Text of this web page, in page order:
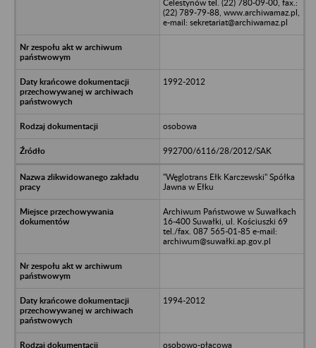
Celestynów tel. (22) 780-09-00, fax.:
(22) 789-79-88, www.archiwamaz.pl,
e-mail: sekretariat@archiwamaz.pl
1992-2012
osobowa
992700/6116/28/2012/SAK
"Węglotrans Ełk Karczewski" Spółka
Jawna w Ełku
Archiwum Państwowe w Suwałkach
16-400 Suwałki, ul. Kościuszki 69
tel./fax. 087 565-01-85 e-mail:
archiwum@suwałki.ap.gov.pl
1994-2012
osobowo-płacowa